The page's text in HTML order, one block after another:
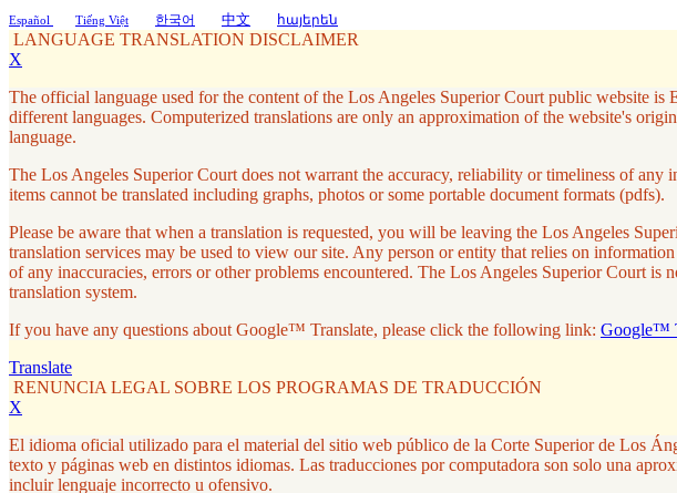
Español Tiếng Việt 한국어 中文 հայերեն
LANGUAGE TRANSLATION DISCLAIMER
X
The official language used for the content of the Los Angeles Superior Court public website
different languages. Computerized translations are only an approximation of the website's
language.
The Los Angeles Superior Court does not warrant the accuracy, reliability or timeliness of
items cannot be translated including graphs, photos or some portable document formats (pdfs).
Please be aware that when a translation is requested, you will be leaving the Los Angeles
translation services may be used to view our site. Any person or entity that relies on
of any inaccuracies, errors or other problems encountered. The Los Angeles Superior Court
translation system.
If you have any questions about Google™ Translate, please click the following link: Google™
Translate
RENUNCIA LEGAL SOBRE LOS PROGRAMAS DE TRADUCCIÓN
X
El idioma oficial utilizado para el material del sitio web público de la Corte Superior de Los
texto y páginas web en distintos idiomas. Las traducciones por computadora son solo una
incluir lenguaje incorrecto u ofensivo.